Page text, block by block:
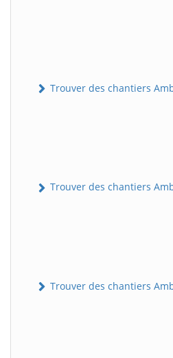
Trouver des chantiers
Trouver des chantiers
Trouver des chantiers